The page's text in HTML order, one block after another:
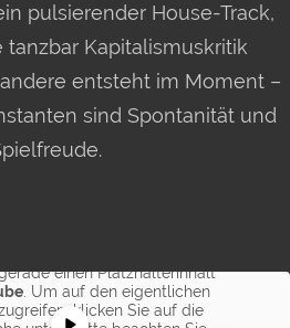
pulsierender House-Track,
Kapitalismuskritik
entsteht im Moment –
sind Spontanität und
einen Platzhalterinhalt
. Um auf den eigentlichen
klicken Sie auf die